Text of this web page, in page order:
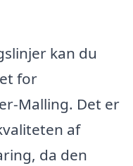
kan du
for
Malling. Det er
af
da den